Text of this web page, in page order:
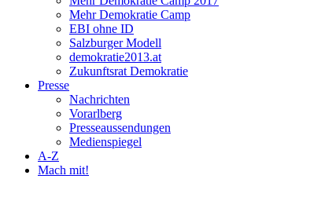
Mehr Demokratie Camp
EBI ohne ID
Salzburger Modell
demokratie2013.at
Zukunftsrat Demokratie
Presse
Nachrichten
Vorarlberg
Presseaussendungen
Medienspiegel
A-Z
Mach mit!